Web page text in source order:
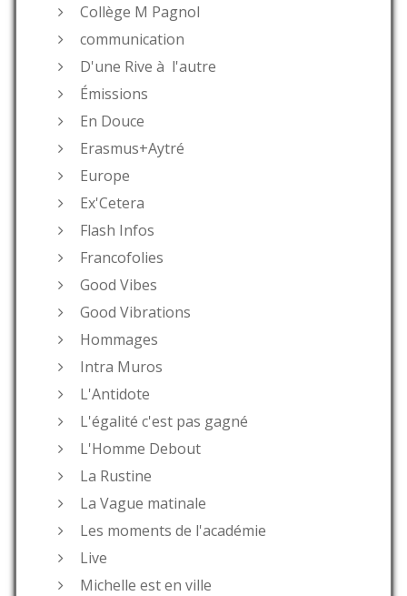
Collège M Pagnol
communication
D'une Rive à l'autre
Émissions
En Douce
Erasmus+Aytré
Europe
Ex'Cetera
Flash Infos
Francofolies
Good Vibes
Good Vibrations
Hommages
Intra Muros
L'Antidote
L'égalité c'est pas gagné
L'Homme Debout
La Rustine
La Vague matinale
Les moments de l'académie
Live
Michelle est en ville